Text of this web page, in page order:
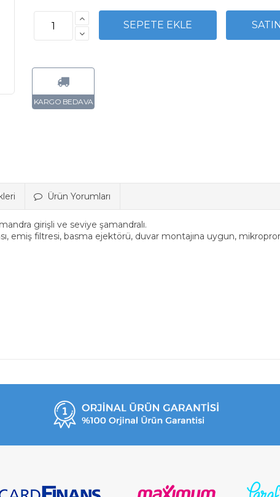
Ürün Yorumları
girişli ve seviye şamandralı.
emiş filtresi, basma ejektörü, duvar montajına uygun,